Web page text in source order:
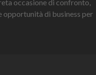
occasione di confronto,
opportunità di business per